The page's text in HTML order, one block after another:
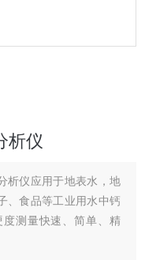
析仪
析仪应用于地表水，地
、食品等工业用水中钙
测量快速、简单、精